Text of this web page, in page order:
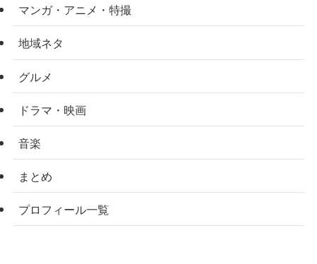
マンガ・アニメ・特撮
地域ネタ
グルメ
ドラマ・映画
音楽
まとめ
プロフィール一覧